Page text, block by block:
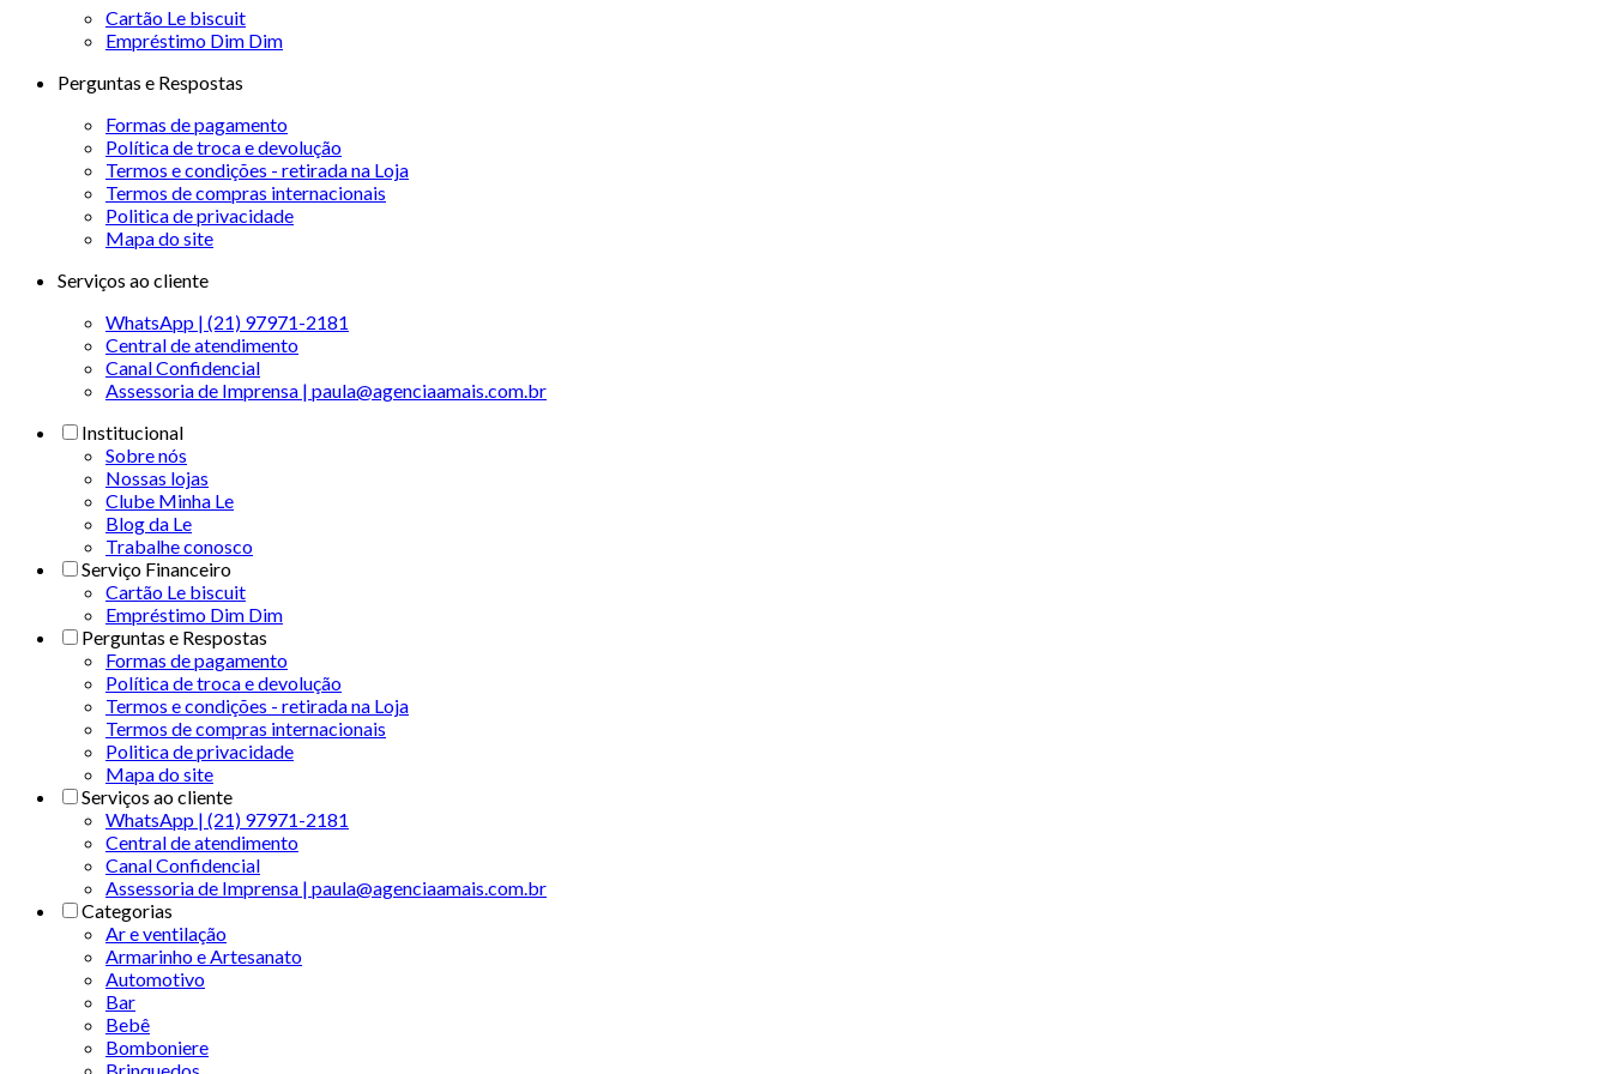
Cartão Le biscuit
Empréstimo Dim Dim
Perguntas e Respostas
Formas de pagamento
Política de troca e devolução
Termos e condições - retirada na Loja
Termos de compras internacionais
Politica de privacidade
Mapa do site
Serviços ao cliente
WhatsApp | (21) 97971-2181
Central de atendimento
Canal Confidencial
Assessoria de Imprensa | paula@agenciaamais.com.br
Institucional
Sobre nós
Nossas lojas
Clube Minha Le
Blog da Le
Trabalhe conosco
Serviço Financeiro
Cartão Le biscuit
Empréstimo Dim Dim
Perguntas e Respostas
Formas de pagamento
Política de troca e devolução
Termos e condições - retirada na Loja
Termos de compras internacionais
Politica de privacidade
Mapa do site
Serviços ao cliente
WhatsApp | (21) 97971-2181
Central de atendimento
Canal Confidencial
Assessoria de Imprensa | paula@agenciaamais.com.br
Categorias
Ar e ventilação
Armarinho e Artesanato
Automotivo
Bar
Bebê
Bomboniere